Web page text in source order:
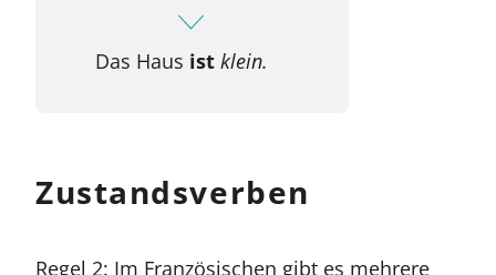
Das Haus ist klein.
Zustandsverben
Regel 2: Im Französischen gibt es mehrere